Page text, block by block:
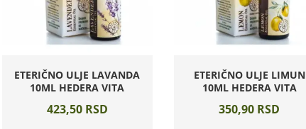
ETERIČNO ULJE LAVANDA
10ML HEDERA VITA
423,50 RSD
ETERIČNO ULJE LIMUN
10ML HEDERA VITA
350,90 RSD